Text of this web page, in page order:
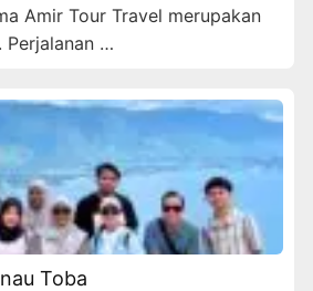
Amir Tour Travel merupakan
Perjalanan …
Toba